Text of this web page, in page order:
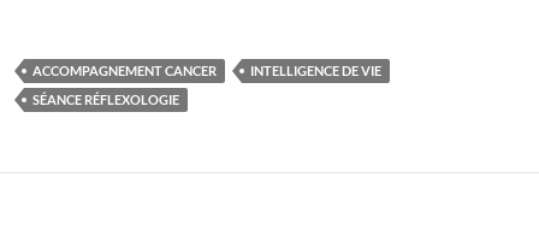
ACCOMPAGNEMENT CANCER
INTELLIGENCE DE VIE
SÉANCE RÉFLEXOLOGIE